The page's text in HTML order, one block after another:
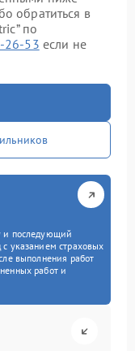
обратиться в
по
26-53 если не
и последующий
с указанием страховых
выполнения работ
работ и